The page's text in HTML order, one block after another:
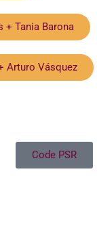
+ Tania Barona
Arturo Vásquez
Code PSR